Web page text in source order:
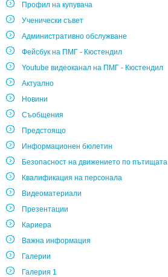
Профил на купувача
Ученически съвет
Административно обслужване
Фейсбук на ПМГ - Кюстендил
Youtube видеоканал на ПМГ - Кюстендил
Актуално
Новини
Съобщения
Предстоящо
Информационен бюлетин
Безопасност на движението по пътищата
Квалификация на персонала
Видеоматериали
Презентации
Кариера
Важна информация
Галерии
Галерия 1